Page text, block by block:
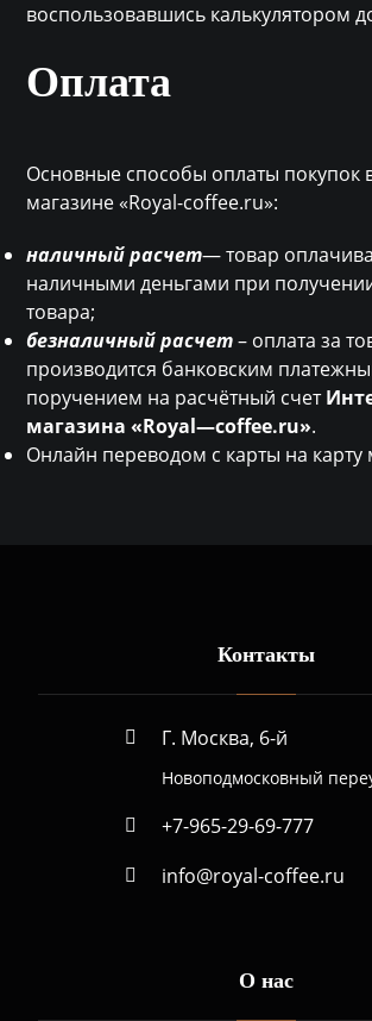
воспользовавшись калькулятором
Оплата
Основные способы оплаты покупок
магазине «Royal-coffee.ru»:
наличный расчет— товар
наличными деньгами при
товара;
безналичный расчет– оплата за
производится банковским
поручением на расчётный счет
магазина «Royal—coffee.ru».
Онлайн переводом с карты на карту
Контакты
Г. Москва, 6-й
Новоподмосковный
+7-965-29-69-777
info@royal-coffee.ru
О нас